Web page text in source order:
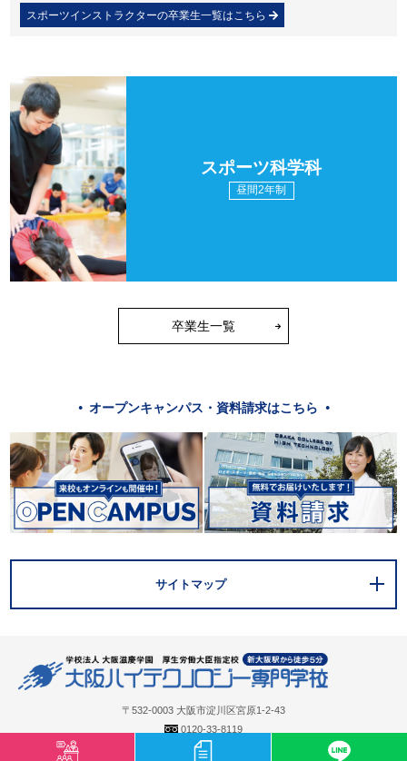
スポーツインストラクターの卒業生一覧はこちら
スポーツ科学科
昼間2年制
卒業生一覧
オープンキャンパス・資料請求はこちら
サイトマップ
〒532-0003 大阪市淀川区宮原1-2-43
0120-33-8119
mail@osaka-hightech.ac.jp